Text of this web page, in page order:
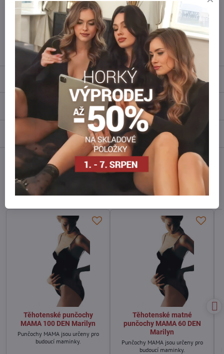
Kontaktujte nás na mail, zboží pro Vás doskladníme!
info​@everlady​.eu
Recenze
Diskuse 0
FacebookTwitterBlueskyPinterestReddit WhatsApp
Alternativní produkty
Těhotenské punčochy
MAMA 100 DEN Marilyn
Punčochy MAMA jsou určeny pro
budoucí maminky.
Těhotenské matné
punčochy MAMA 60 DEN
Marilyn
Punčochy MAMA jsou určeny pro
budoucí maminky.